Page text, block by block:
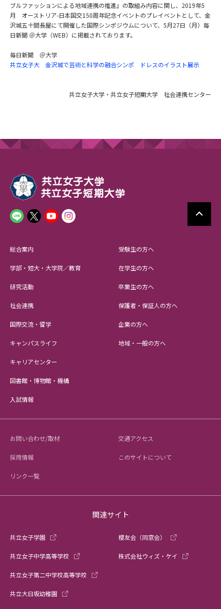
ブルファッションによる地域連携の推進』の取組み内容に関し、2019年5
月 オーストリア-日本国交150周年記念イベントのプレイベントとして、金
沢城五十間長屋にて開催した国際シンポジウムについて、5月27日（月）毎
日新聞 ＠大学（WEB）に掲載されております。
毎日新聞 ＠大学
共立女子大 金沢城で芸術と科学の融合シンポ ドレスのイラスト展示
共立女子大学・共立女子短期大学 社会連携センター
総合案内
学部・短大・大学院／教育
研究活動
社会連携
国際交流・留学
キャンパスライフ
キャリアセンター
図書館・博物館・機構
入試情報
受験生の方へ
在学生の方へ
卒業生の方へ
保護者・保証人の方へ
企業の方へ
地域・一般の方へ
お問い合わせ/取材 交通アクセス
採用情報 このサイトについて
リンク一覧
関連サイト
共立女子学園
共立女子中学高等学校
共立女子第二中学校高等学校
共立大日坂幼稚園
櫻友会（同窓会）
株式会社ウィズ・ケイ